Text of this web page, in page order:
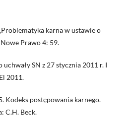
karna w ustawie o
Prawo 4: 59.
uchwały SN z 27 stycznia 2011 r. I
2011.
Kodeks postępowania karnego.
C.H. Beck.